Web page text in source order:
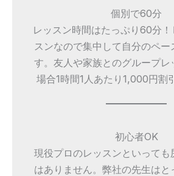
個別で60分
レッスン時間はたっぷり60分！
スンなので集中して自分のペー
す。友人や家族とのグループレ
場合1時間1人あたり1,000円割
初心者OK
現役プロのレッスンといっても
はありません。弊社の先生は